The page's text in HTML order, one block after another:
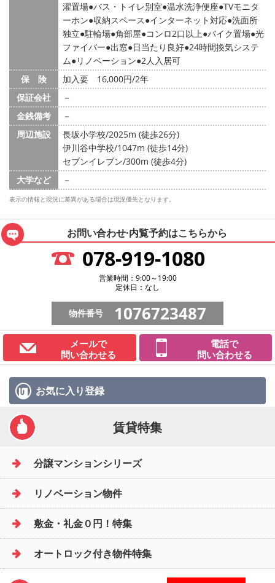
濯置場 バス・トイレ別室 温水洗浄便座 TVモニタ
ーホン 収納スペース インターネット対応 洗面所
独立 駐輪場 角部屋 コンロ2口以上 バイク置場 光
ファイバー 出窓 日当たり良好 24時間換気システ
ム
リノベーション 2人入居可
保 険
加入要 16,000円/2年
保証会社
－
金銭備考
－
周辺施設
長坂小学校/2025m (徒歩26分)
伊川谷中学校/1047m (徒歩14分)
セブンイレブン/300m (徒歩4分)
大学など
－
表示の情報と現況に差異がある場合は現況優先となります。
お問い合わせ·内覧予約はこちらから
078-919-1080
営業時間：9:00～19:00
定休日：なし
物件番号 1076723487
メールで
問い合わせる
電話で
問い合わせる
お気に入り登録
賃貸特集
分譲マンションシリーズ
リノベーション物件
敷金・礼金０円！特集
オートロック付き物件特集